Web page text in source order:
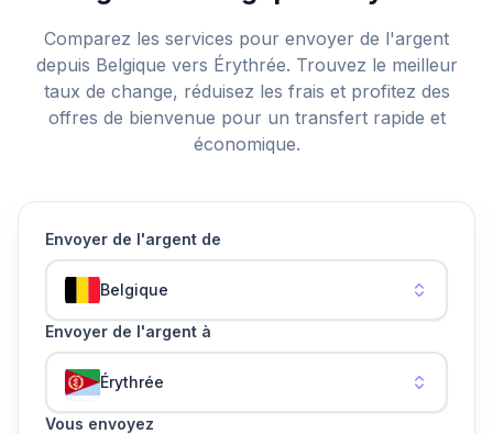
Comparez les services pour envoyer de l'argent
depuis Belgique vers Érythrée. Trouvez le meilleur
taux de change, réduisez les frais et profitez des
offres de bienvenue pour un transfert rapide et
économique.
Envoyer de l'argent de
Belgique
Envoyer de l'argent à
Érythrée
Vous envoyez